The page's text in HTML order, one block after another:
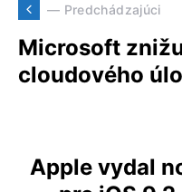
— Predchádzajúci
Microsoft
cloudového
Apple vydal